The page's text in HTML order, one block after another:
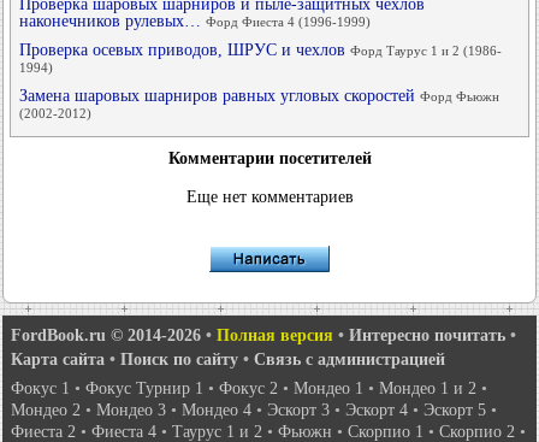
Проверка шаровых шарниров и пыле-защитных чехлов
наконечников рулевых… Форд Фиеста 4 (1996-1999)
Проверка осевых приводов, ШРУС и чехлов Форд Таурус 1 и 2 (1986-
1994)
Замена шаровых шарниров равных угловых скоростей Форд Фьюжн
(2002-2012)
Комментарии посетителей
Еще нет комментариев
FordBook.ru © 2014-2026 • Полная версия • Интересно почитать •
Карта сайта • Поиск по сайту • Связь с администрацией
Фокус 1 • Фокус Турнир 1 • Фокус 2 • Мондео 1 • Мондео 1 и 2 •
Мондео 2 • Мондео 3 • Мондео 4 • Эскорт 3 • Эскорт 4 • Эскорт 5 •
Фиеста 2 • Фиеста 4 • Таурус 1 и 2 • Фьюжн • Скорпио 1 • Скорпио 2 •